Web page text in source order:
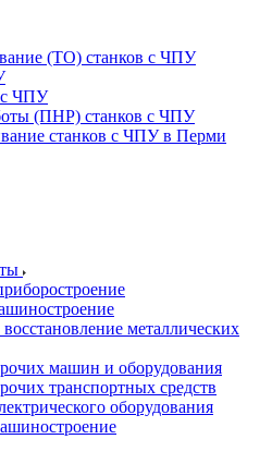
(ТО) станков с ЧПУ
с ЧПУ
(ПНР) станков с ЧПУ
станков с ЧПУ в Перми
металлических
машин и оборудования
транспортных средств
оборудования